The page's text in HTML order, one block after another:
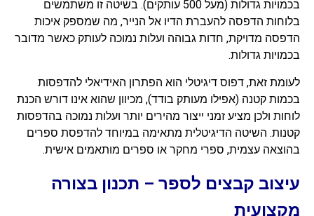
בכמויות גדולות (מעל 500 עותקים). בשיטה זו משתמשים
בלוחות הדפסה להעברת הדיו אל הנייר, מה שמספק איכות
הדפסה מדויקת, חדות גבוהה ועלות נמוכה לעותק כאשר מדובר
בכמויות גדולות.
לעומת זאת, דפוס דיגיטלי הוא הפתרון האידיאלי להדפסות
בכמות קטנה (אפילו מעותק בודד), מכיוון שהוא אינו דורש הכנת
לוחות ולכן מציע זמני ייצור מהירים יותר ועלות נמוכה בהדפסות
קטנות. השיטה הדיגיטלית מתאימה במיוחד להדפסת ספרים
בהוצאה עצמית, ספרי מחקר או ספרים מותאמים אישית.
עיצוב קבצים לספר – תכנון בצורה
מקצועית